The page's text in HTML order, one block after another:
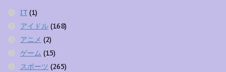
IT (1)
アイドル (168)
アニメ (2)
ゲーム (15)
スポーツ (265)